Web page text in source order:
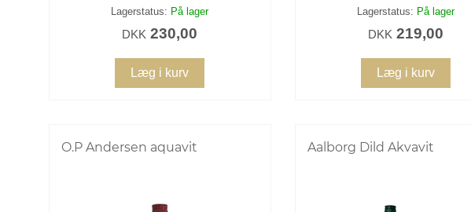
Lagerstatus: På lager
DKK 230,00
Læg i kurv
Lagerstatus: På lager
DKK 219,00
Læg i kurv
O.P Andersen aquavit Aalborg Dild Akvavit